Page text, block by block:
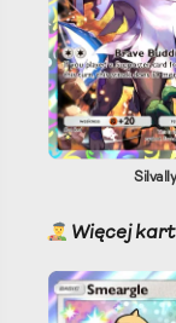
Silvally
Więcej